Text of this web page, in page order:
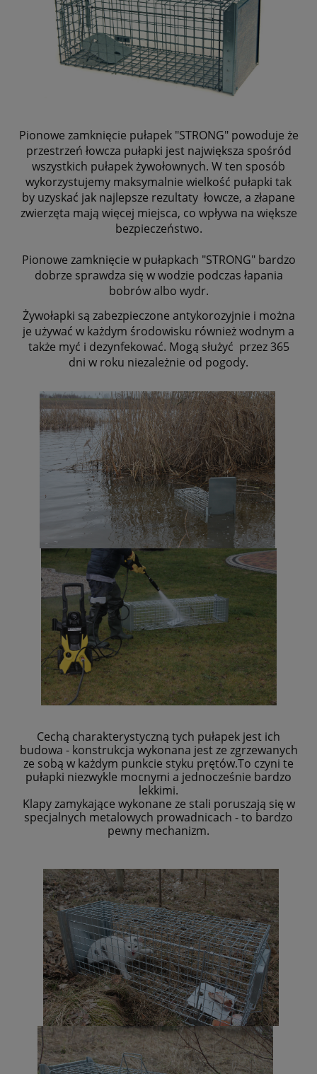
Pionowe zamknięcie pułapek "STRONG" powoduje że
przestrzeń łowcza pułapki jest największa spośród
wszystkich pułapek żywołownych. W ten sposób
wykorzystujemy maksymalnie wielkość pułapki tak
by uzyskać jak najlepsze rezultaty łowcze, a złapane
zwierzęta mają więcej miejsca, co wpływa na większe
bezpieczeństwo.
Pionowe zamknięcie w pułapkach "STRONG" bardzo
dobrze sprawdza się w wodzie podczas łapania
bobrów albo wydr.
Żywołapki są zabezpieczone antykorozyjnie i można
je używać w każdym środowisku również wodnym a
także myć i dezynfekować. Mogą służyć przez 365
dni w roku niezależnie od pogody.
Cechą charakterystyczną tych pułapek jest ich
budowa - konstrukcja wykonana jest ze zgrzewanych
ze sobą w każdym punkcie styku prętów.To czyni te
pułapki niezwykle mocnymi a jednocześnie bardzo
lekkimi.
Klapy zamykające wykonane ze stali poruszają się w
specjalnych metalowych prowadnicach - to bardzo
pewny mechanizm.